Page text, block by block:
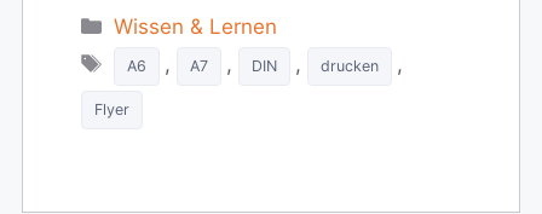
Categories
Wissen & Lernen
Tags
A6 , A7 , DIN , drucken ,
Flyer